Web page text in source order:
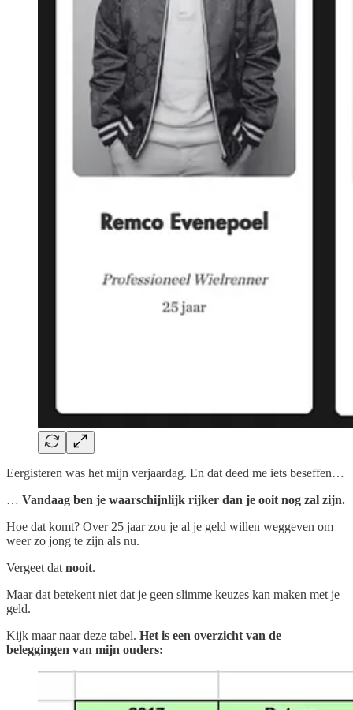
Eergisteren was het mijn verjaardag. En dat deed me iets beseffen…
… Vandaag ben je waarschijnlijk rijker dan je ooit nog zal zijn.
Hoe dat komt? Over 25 jaar zou je al je geld willen weggeven om
weer zo jong te zijn als nu.
Vergeet dat nooit.
Maar dat betekent niet dat je geen slimme keuzes kan maken met je
geld.
Kijk maar naar deze tabel. Het is een overzicht van de
beleggingen van mijn ouders: